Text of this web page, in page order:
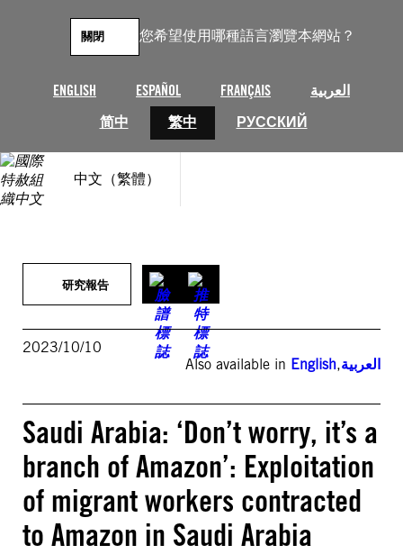
您希望使用哪種語言瀏覽本網站？
ENGLISH ESPAÑOL FRANÇAIS
العربية
简中
繁中 РУССКИЙ
關閉
中文（繁體）
研究報告
2023/10/10
Also available in English,العربية
Saudi Arabia: ‘Don’t worry, it’s a
branch of Amazon’: Exploitation
of migrant workers contracted
to Amazon in Saudi Arabia